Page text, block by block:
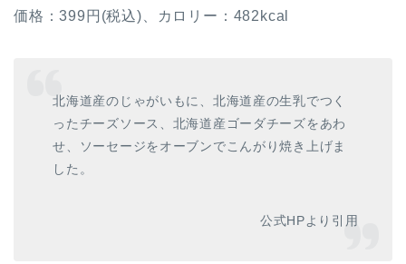
価格：399円(税込)、カロリー：482kcal
北海道産のじゃがいもに、北海道産の生乳でつく
ったチーズソース、北海道産ゴーダチーズをあわ
せ、ソーセージをオーブンでこんがり焼き上げま
した。
公式HPより引用